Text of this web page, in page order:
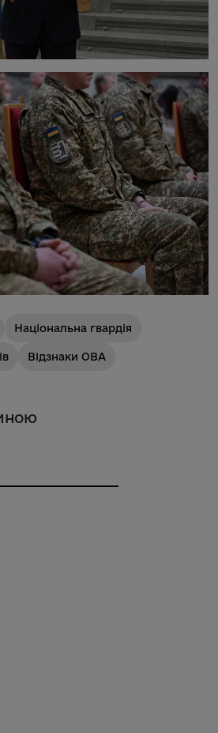
Національна гвардія
Відзнаки ОВА